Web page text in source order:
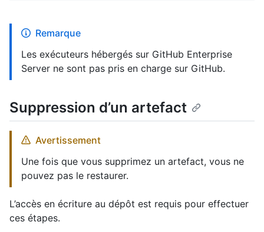
Remarque
Les exécuteurs hébergés sur GitHub Enterprise
Server ne sont pas pris en charge sur GitHub.
Suppression d’un artefact
Avertissement
Une fois que vous supprimez un artefact, vous ne
pouvez pas le restaurer.
L’accès en écriture au dépôt est requis pour effectuer
ces étapes.